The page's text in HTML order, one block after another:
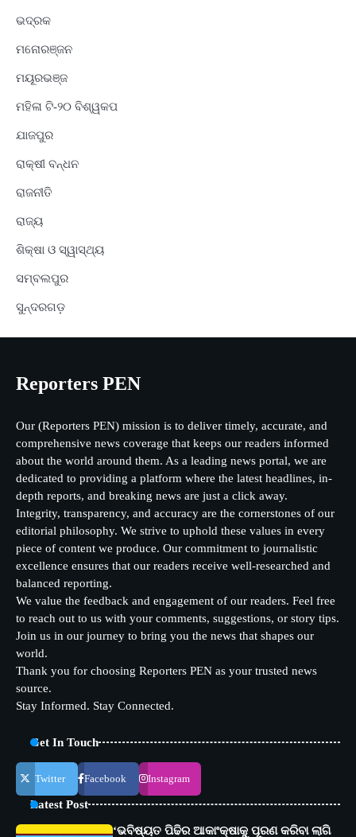
ଭଦ୍ରକ
ମନୋରଞ୍ଜନ
ମୟୂରଭଞ୍ଜ
ମହିଳା ଟି-୨୦ ବିଶ୍ୱକପ
ଯାଜପୁର
ରାକ୍ଷୀ ବନ୍ଧନ
ରାଜନୀତି
ରାଜ୍ୟ
ଶିକ୍ଷା ଓ ସ୍ୱାସ୍ଥ୍ୟ
ସମ୍ବଲପୁର
ସୁନ୍ଦରଗଡ଼
Reporters PEN
Our (Reporters PEN) mission is to deliver timely, accurate, and
comprehensive news coverage that keeps our readers informed
about the world around them. As a leading news portal, we are
dedicated to providing a platform where the latest headlines, in-
depth reports, and breaking news are just a click away.
Integrity, transparency, and accuracy are the cornerstones of our
editorial philosophy. We strive to uphold these values in every
piece of content we produce. Our commitment to journalistic
excellence ensures that our readers receive well-researched and
balanced reporting.
We value the feedback and engagement of our readers. Feel free
to reach out to us with your comments, suggestions, or story tips.
Join us in our journey to bring you the news that shapes our
world.
Thank you for choosing Reporters PEN as your trusted news
source.
Stay Informed. Stay Connected.
Get In Touch
Twitter Facebook Instagram
Latest Post
‘ଭବିଷ୍ୟତ ପିଢିର ଆକାଂକ୍ଷାକୁ ପୂରଣ କରିବା ଲାଗି